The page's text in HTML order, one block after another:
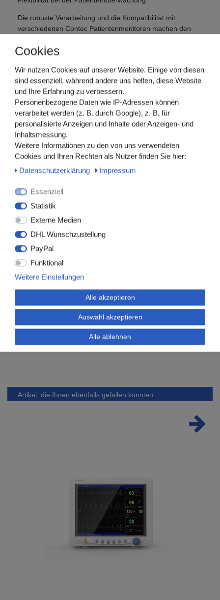
Die robuste Verarbeitung und die Kompatibilität mit
verschiedenen Contec Patientenmonitoren machen den
Vitalzeichenüberwachung von Neugeborenen.
Produkteigenschaften:
Wiederverwendbarer SpO₂-Sensor für Neugeborene
Wickelausführung zur sicheren und schonenden
Fixierung
Zur Messung von Sauerstoffsättigung (SpO₂) und
Pulsfrequenz
Geeignet für Neugeborene
Kabellänge: 3 Meter
Kompatibel mit ausgewählten Contec
Patientenmonitoren
Kompatibel mit folgenden Contec Geräten:
CMS5100
CMS6000
CMS7000 Plus
CMS8000
CMS9000
CMS9200 Plus
TS13
Artikel, die Ihnen ebenfalls gefallen könnten:
Cookies
Wir nutzen Cookies auf unserer Website. Einige von diesen
sind essenziell, während andere uns helfen, diese Website
und Ihre Erfahrung zu verbessern.
Personenbezogene Daten wie IP-Adressen können
verarbeitet werden (z. B. durch Google), z. B. für
personalisierte Anzeigen und Inhalte oder Anzeigen- und
Inhaltsmessung.
Weitere Informationen zu den von uns verwendeten
Cookies und Ihren Rechten als Nutzer finden Sie hier:
Daten­schutz­erklärung
Impressum
Essenziell
Statistik
Externe Medien
DHL Wunschzustellung
PayPal
Funktional
Weitere Einstellungen
Alle akzeptieren
Auswahl akzeptieren
Alle ablehnen